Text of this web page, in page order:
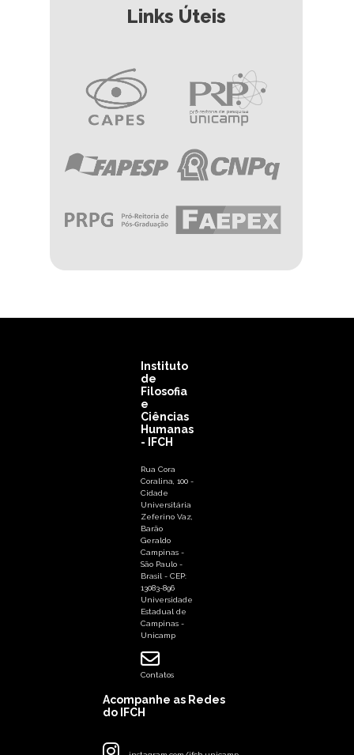
Links Úteis
Imagem
Imagem Imagem
Imagem
Instituto
de
Filosofia
e
Ciências
Humanas
- IFCH
Rua Cora
Coralina, 100 -
Cidade
Universitária
Zeferino Vaz,
Barão
Geraldo
Campinas -
São Paulo -
Brasil - CEP:
13083-896
Universidade
Estadual de
Campinas -
Unicamp
Contatos
Acompanhe as Redes
do IFCH